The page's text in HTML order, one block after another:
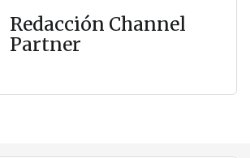
Redacción Channel
Partner